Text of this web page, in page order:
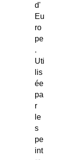
d'
Eu
ro
pe
.
Uti
lis
ée
pa
r
le
s
pe
int